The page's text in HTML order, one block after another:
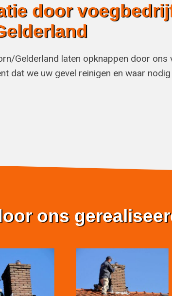
door
Gelderland laten opknappen door
dat we uw gevel reinigen en waar
ons